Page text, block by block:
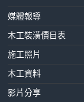
媒體報導
木工裝潢價目表
施工照片
木工資料
影片分享